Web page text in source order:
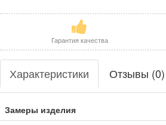
Гарантия качества
Характеристики Отзывы (0)
Замеры изделия